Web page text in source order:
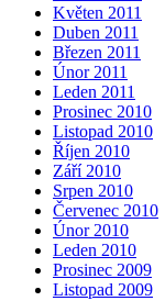
Květen 2011
Duben 2011
Březen 2011
Únor 2011
Leden 2011
Prosinec 2010
Listopad 2010
Říjen 2010
Září 2010
Srpen 2010
Červenec 2010
Únor 2010
Leden 2010
Prosinec 2009
Listopad 2009